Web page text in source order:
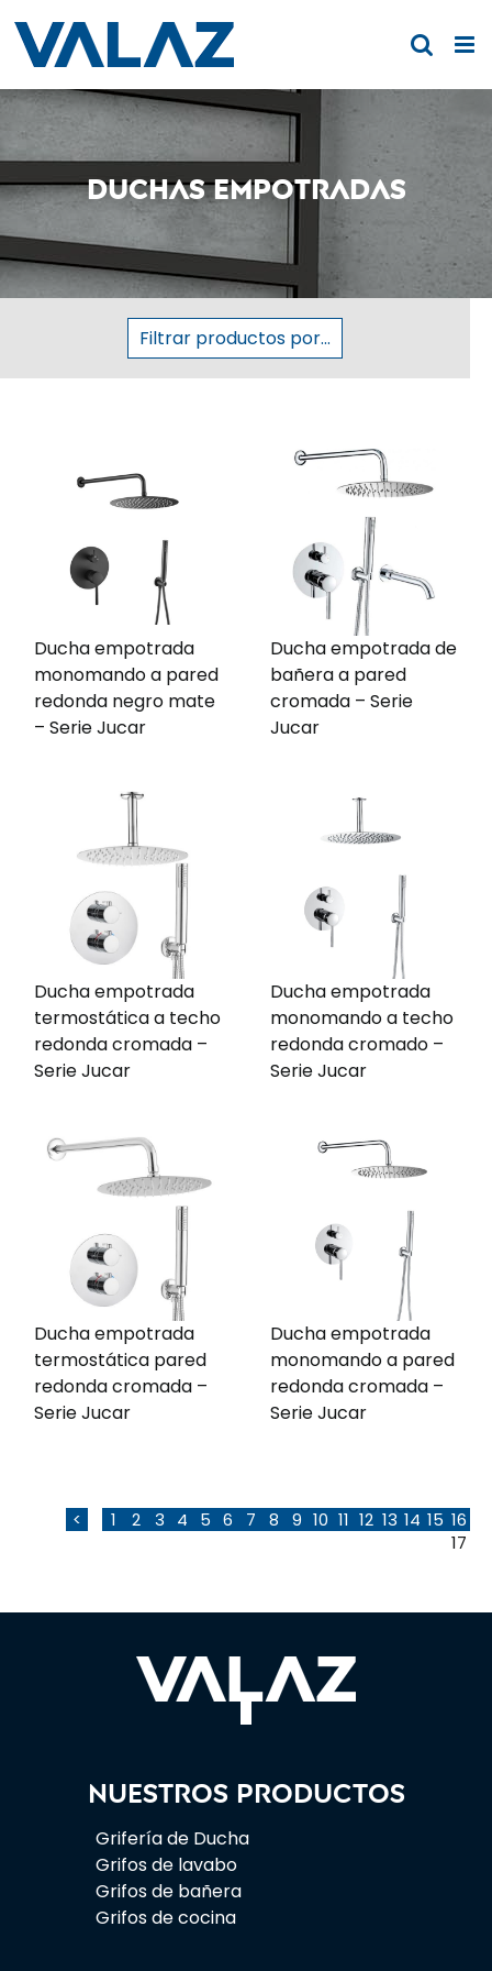
contenido
Duchas empotradas
Filtrar productos por...
Ducha empotrada
monomando a pared
redonda negro mate
– Serie Jucar
Ducha empotrada de
bañera a pared
cromada – Serie
Jucar
Ducha empotrada
termostática a techo
redonda cromada –
Serie Jucar
Ducha empotrada
monomando a techo
redonda cromado –
Serie Jucar
Ducha empotrada
termostática pared
redonda cromada –
Serie Jucar
Ducha empotrada
monomando a pared
redonda cromada –
Serie Jucar
< 1 2 3 4 5 6 7 8 9 10 11 12 13 14 15 16
17
Nuestros productos
Grifería de Ducha
Grifos de lavabo
Grifos de bañera
Grifos de cocina